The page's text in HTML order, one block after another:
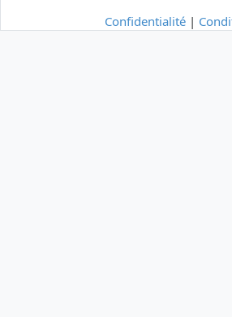
Confidentialité |